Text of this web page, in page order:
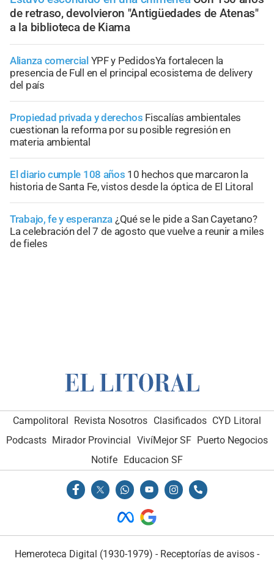
de retraso, devolvieron "Antigüedades de Atenas"
a la biblioteca de Kiama
Alianza comercial YPF y PedidosYa fortalecen la
presencia de Full en el principal ecosistema de delivery
del país
Propiedad privada y derechos Fiscalías ambientales
cuestionan la reforma por su posible regresión en
materia ambiental
El diario cumple 108 años 10 hechos que marcaron la
historia de Santa Fe, vistos desde la óptica de El Litoral
Trabajo, fe y esperanza ¿Qué se le pide a San Cayetano?
La celebración del 7 de agosto que vuelve a reunir a miles
de fieles
Campolitoral Revista Nosotros Clasificados CYD Litoral
Podcasts Mirador Provincial VivíMejor SF Puerto Negocios
Notife
Educacion SF
Hemeroteca Digital (1930-1979) - Receptorías de avisos -